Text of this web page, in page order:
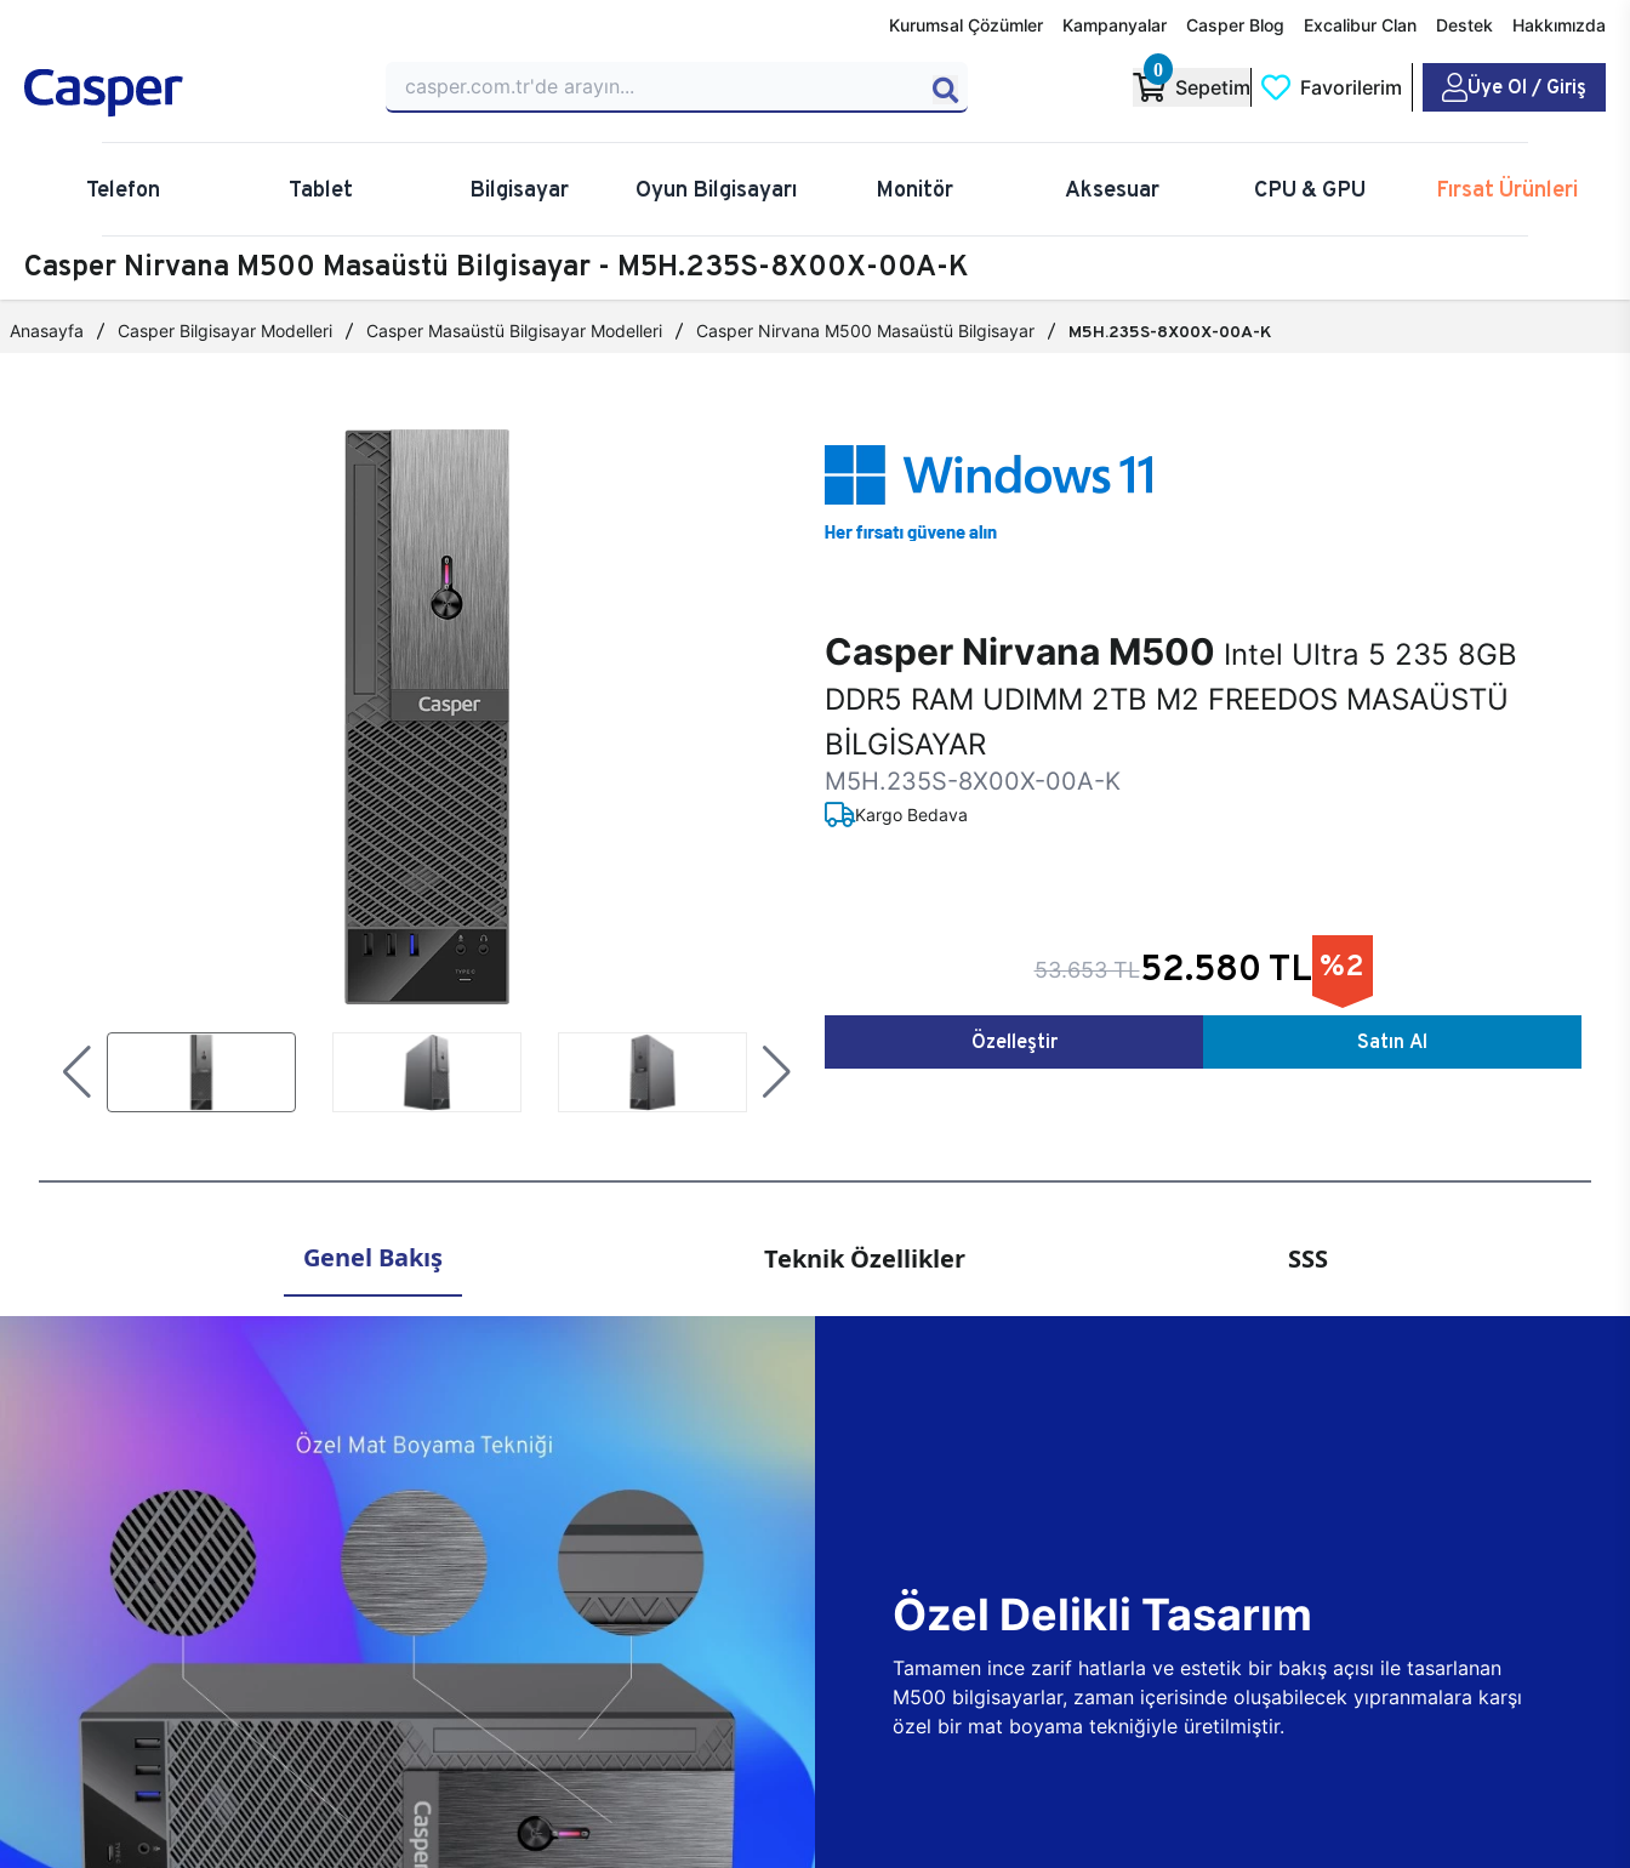
Kurumsal Çözümler Kampanyalar Casper Blog Excalibur Clan Destek Hakkımızda
0
Sepetim Favorilerim Üye Ol / Giriş
Telefon Tablet Bilgisayar Oyun Bilgisayarı Monitör Aksesuar CPU & GPU Fırsat Ürünleri
Casper Nirvana M500 Masaüstü Bilgisayar - M5H.235S-8X00X-00A-K
Anasayfa Casper Bilgisayar Modelleri Casper Masaüstü Bilgisayar Modelleri Casper Nirvana M500 Masaüstü Bilgisayar M5H.235S-8X00X-00A-K
Casper Nirvana M500 Intel Ultra 5 235 8GB
DDR5 RAM UDIMM 2TB M2 FREEDOS MASAÜSTÜ
BİLGİSAYAR
M5H.235S-8X00X-00A-K
Kargo Bedava
53.653 TL52.580 TL %2
Özelleştir Satın Al
Genel Bakış Teknik Özellikler SSS
Özel Delikli Tasarım
Tamamen ince zarif hatlarla ve estetik bir bakış açısı ile tasarlanan
M500 bilgisayarlar, zaman içerisinde oluşabilecek yıpranmalara karşı
özel bir mat boyama tekniğiyle üretilmiştir.